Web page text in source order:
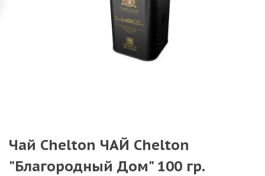
Чай Chelton ЧАЙ Chelton
"Благородный Дом" 100 гр.